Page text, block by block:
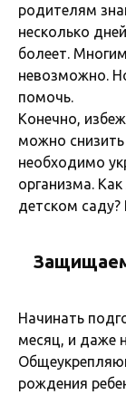
родителям
несколько
болеет.
невозможно.
помочь.
Конечно,
можно
необходимо
организма.
детском
Начинать
месяц, и даже
рождения